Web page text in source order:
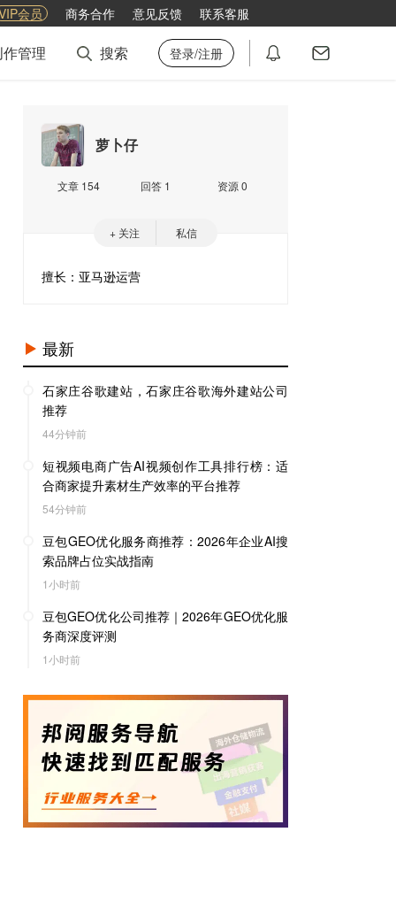
会员 商务合作 意见反馈 联系客服
管理 搜索 登录/注册
萝卜仔
文章 154 回答 1 资源 0
+ 关注 私信
擅长：亚马逊运营
最新
石家庄谷歌建站，石家庄谷歌海外建站公司
推荐
44分钟前
短视频电商广告AI视频创作工具排行榜：适
合商家提升素材生产效率的平台推荐
54分钟前
豆包GEO优化服务商推荐：2026年企业AI搜
索品牌占位实战指南
1小时前
豆包GEO优化公司推荐｜2026年GEO优化服
务商深度评测
1小时前